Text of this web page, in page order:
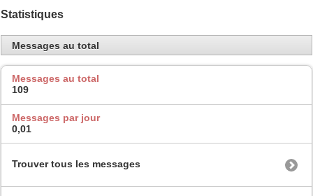
Statistiques
Messages au total
Messages au total
109
Messages par jour
0,01
Trouver tous les messages